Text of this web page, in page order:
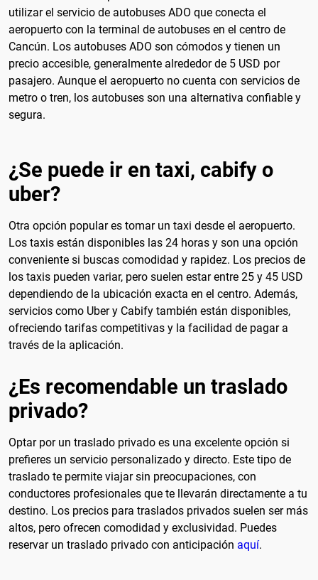
utilizar el servicio de autobuses ADO que conecta el
aeropuerto con la terminal de autobuses en el centro de
Cancún. Los autobuses ADO son cómodos y tienen un
precio accesible, generalmente alrededor de 5 USD por
pasajero. Aunque el aeropuerto no cuenta con servicios de
metro o tren, los autobuses son una alternativa confiable y
segura.
¿Se puede ir en taxi, cabify o
uber?
Otra opción popular es tomar un taxi desde el aeropuerto.
Los taxis están disponibles las 24 horas y son una opción
conveniente si buscas comodidad y rapidez. Los precios de
los taxis pueden variar, pero suelen estar entre 25 y 45 USD
dependiendo de la ubicación exacta en el centro. Además,
servicios como Uber y Cabify también están disponibles,
ofreciendo tarifas competitivas y la facilidad de pagar a
través de la aplicación.
¿Es recomendable un traslado
privado?
Optar por un traslado privado es una excelente opción si
prefieres un servicio personalizado y directo. Este tipo de
traslado te permite viajar sin preocupaciones, con
conductores profesionales que te llevarán directamente a tu
destino. Los precios para traslados privados suelen ser más
altos, pero ofrecen comodidad y exclusividad. Puedes
reservar un traslado privado con anticipación aquí.